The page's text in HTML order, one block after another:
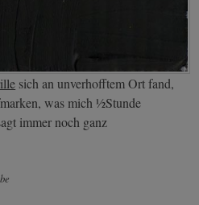
sich an unverhofftem Ort fand,
was mich ½Stunde
immer noch ganz